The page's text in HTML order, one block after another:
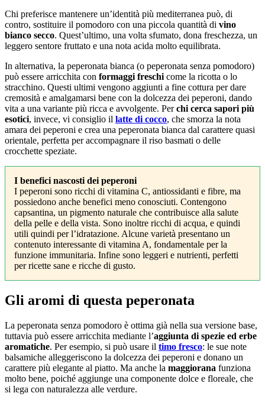
Chi preferisce mantenere un’identità più mediterranea può, di
contro, sostituire il pomodoro con una piccola quantità di vino
bianco secco. Quest’ultimo, una volta sfumato, dona freschezza, un
leggero sentore fruttato e una nota acida molto equilibrata.
In alternativa, la peperonata bianca (o peperonata senza pomodoro)
può essere arricchita con formaggi freschi come la ricotta o lo
stracchino. Questi ultimi vengono aggiunti a fine cottura per dare
cremosità e amalgamarsi bene con la dolcezza dei peperoni, dando
vita a una variante più ricca e avvolgente. Perchi cerca sapori più
esotici, invece, vi consiglio il latte di cocco, che smorza la nota
amara dei peperoni e crea una peperonata bianca dal carattere quasi
orientale, perfetta per accompagnare il riso basmati o delle
crocchette speziate.
I benefici nascosti dei peperoni
I peperoni sono ricchi di vitamina C, antiossidanti e fibre, ma
possiedono anche benefici meno conosciuti. Contengono
capsantina, un pigmento naturale che contribuisce alla salute
della pelle e della vista. Sono inoltre ricchi di acqua, e quindi
utili quindi per l’idratazione. Alcune varietà presentano un
contenuto interessante di vitamina A, fondamentale per la
funzione immunitaria. Infine sono leggeri e nutrienti, perfetti
per ricette sane e ricche di gusto.
Gli aromi di questa peperonata
La peperonata senza pomodoro è ottima già nella sua versione base,
tuttavia può essere arricchita mediante l’aggiunta di spezie ed erbe
aromatiche. Per esempio, si può usare il timo fresco: le sue note
balsamiche alleggeriscono la dolcezza dei peperoni e donano un
carattere più elegante al piatto. Ma anche la maggiorana funziona
molto bene, poiché aggiunge una componente dolce e floreale, che
si lega con naturalezza alle verdure.